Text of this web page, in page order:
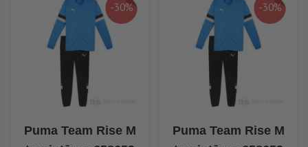
-30%
Puma Team Rise M
-30%
Puma Team Rise M